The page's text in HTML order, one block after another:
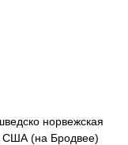
норвежская
США (на Бродвее)